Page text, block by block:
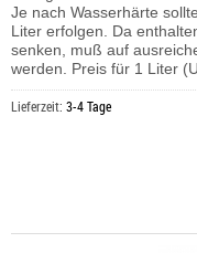
Je nach Wasserhärte
Liter erfolgen. Da
senken, muß auf
werden. Preis für 1 Liter
Lieferzeit: 3-4 Tage